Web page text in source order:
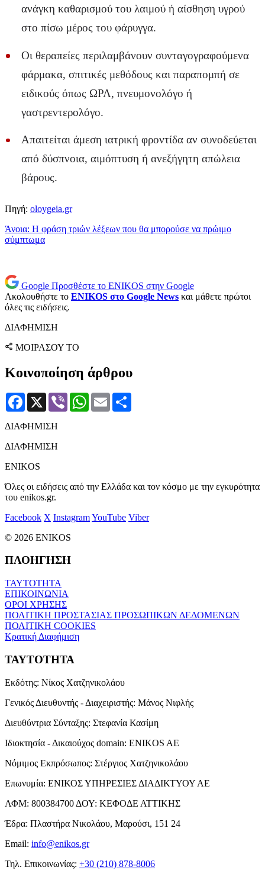
ανάγκη καθαρισμού του λαιμού ή αίσθηση υγρού
στο πίσω μέρος του φάρυγγα.
Οι θεραπείες περιλαμβάνουν συνταγογραφούμενα
φάρμακα, σπιτικές μεθόδους και παραπομπή σε
ειδικούς όπως ΩΡΛ, πνευμονολόγο ή
γαστρεντερολόγο.
Απαιτείται άμεση ιατρική φροντίδα αν συνοδεύεται
από δύσπνοια, αιμόπτυση ή ανεξήγητη απώλεια
βάρους.
Πηγή: oloygeia.gr
Άνοια: Η φράση τριών λέξεων που θα μπορούσε να πρώιμο
σύμπτωμα
Google Προσθέστε το ENIKOS στην Google
Ακολουθήστε το ENIKOS στο Google News και μάθετε πρώτοι
όλες τις ειδήσεις.
ΔΙΑΦΗΜΙΣΗ
ΜΟΙΡΑΣΟΥ ΤΟ
Κοινοποίηση άρθρου
Facebook
X Viber WhatsApp
Email
ΔΙΑΦΗΜΙΣΗ
ΔΙΑΦΗΜΙΣΗ
ENIKOS
Όλες οι ειδήσεις από την Ελλάδα και τον κόσμο με την εγκυρότητα
του enikos.gr.
Facebook X InstagramYouTube Viber
© 2026 ENIKOS
ΠΛΟΗΓΗΣΗ
ΤΑΥΤΟΤΗΤΑ
ΕΠΙΚΟΙΝΩΝΙΑ
ΟΡΟΙ ΧΡΗΣΗΣ
ΠΟΛΙΤΙΚΗ ΠΡΟΣΤΑΣΙΑΣ ΠΡΟΣΩΠΙΚΩΝ ΔΕΔΟΜΕΝΩΝ
ΠΟΛΙΤΙΚΗ COOKIES
Κρατική Διαφήμιση
ΤΑΥΤΟΤΗΤΑ
Εκδότης: Νίκος Χατζηνικολάου
Γενικός Διευθυντής - Διαχειριστής: Μάνος Νιφλής
Διευθύντρια Σύνταξης: Στεφανία Κασίμη
Ιδιοκτησία - Δικαιούχος domain: ENIKOS AE
Νόμιμος Εκπρόσωπος: Στέργιος Χατζηνικολάου
Επωνυμία: ΕΝΙΚΟΣ ΥΠΗΡΕΣΙΕΣ ΔΙΑΔΙΚΤΥΟΥ ΑΕ
ΑΦΜ: 800384700 ΔΟΥ: ΚΕΦΟΔΕ ΑΤΤΙΚΗΣ
Έδρα: Πλαστήρα Νικολάου, Μαρούσι, 151 24
Email: info@enikos.gr
Τηλ. Επικοινωνίας: +30 (210) 878-8006